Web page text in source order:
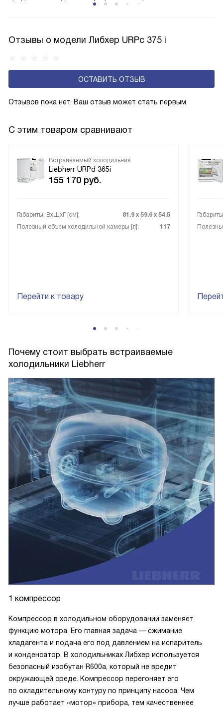
с панелью, выполняющей функцию «сухой стенки». Такие
эксплуатацию и чаще всего оснащены нулевой зоной
свежести BioFresh 0°C. Они встречаются в сериях Plus,
Отзывы о модели Либхер URPc 375 i
ОСТАВИТЬ ОТЗЫВ
Отзывов пока нет, Ваш отзыв может стать первым.
С этим товаром сравнивают
Встраиваемый холодильник
Liebherr URPd 365i
155 170 руб.
Габариты, ВxШxГ [см]:
81.9 х 59.6 х 54.5
Полезный объем холодильной камеры [л]:
117
Перейти к товару
Почему стоит выбрать встраиваемые
холодильники Liebherr
1 компрессор
Компрессор в холодильном оборудовании заменяет
функцию мотора. Его главная задача — сжимание
хладагента и подача его под давлением на испаритель
и конденсатор. В холодильниках Либхер используется
безопасный изобутан R600a, который не вредит
окружающей среде. Компрессор перегоняет его
по охладительному контуру по принципу насоса. Чем
лучше работает «мотор» прибора, тем качественнее